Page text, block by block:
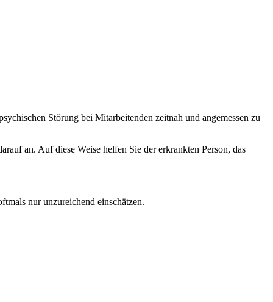
Störung bei Mitarbeitenden zeitnah und angemessen zu
an. Auf diese Weise helfen Sie der erkrankten Person, das
nur unzureichend einschätzen.